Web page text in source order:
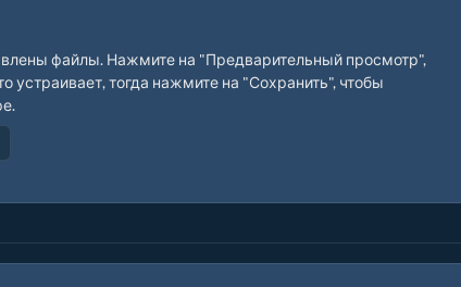
файлы. Нажмите на "Предварительный просмотр",
устраивает, тогда нажмите на "Сохранить", чтобы